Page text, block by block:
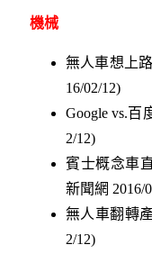
機械
無人車想上
16/02/12)
Google vs.百
2/12)
賓士概念車
新聞網 2016/
無人車翻轉
2/12)